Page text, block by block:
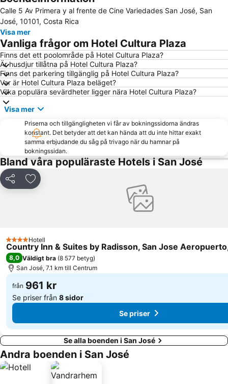
Calle 5 Av Primera y al frente de Cine Variedades San José, San
José, 10101, Costa Rica
Visa mer
Vanliga frågor om Hotel Cultura Plaza
Finns det ett poolområde på Hotel Cultura Plaza?
Är husdjur tillåtna på Hotel Cultura Plaza?
Finns det parkering tillgänglig på Hotel Cultura Plaza?
Var är Hotel Cultura Plaza beläget?
Vilka populära sevärdheter ligger nära Hotel Cultura Plaza?
Visa mer
Priserna och tillgängligheten vi får av bokningssidorna ändras
konstant. Det betyder att det kan hända att du inte hittar exakt
samma erbjudande du såg på trivago när du hamnar på
bokningssidan.
Bland våra populäraste Hotels i San José
Dela Lägg till i Mina Favoriter
4 Stjärnor
Hotell
Country Inn & Suites by Radisson, San Jose
8,0 Väldigt bra (8 577 betyg)
San José, 7.1 km till Centrum
från 961 kr
Se priser från 8 sidor
Se priser
Se alla boenden i San José
Andra boenden i San José